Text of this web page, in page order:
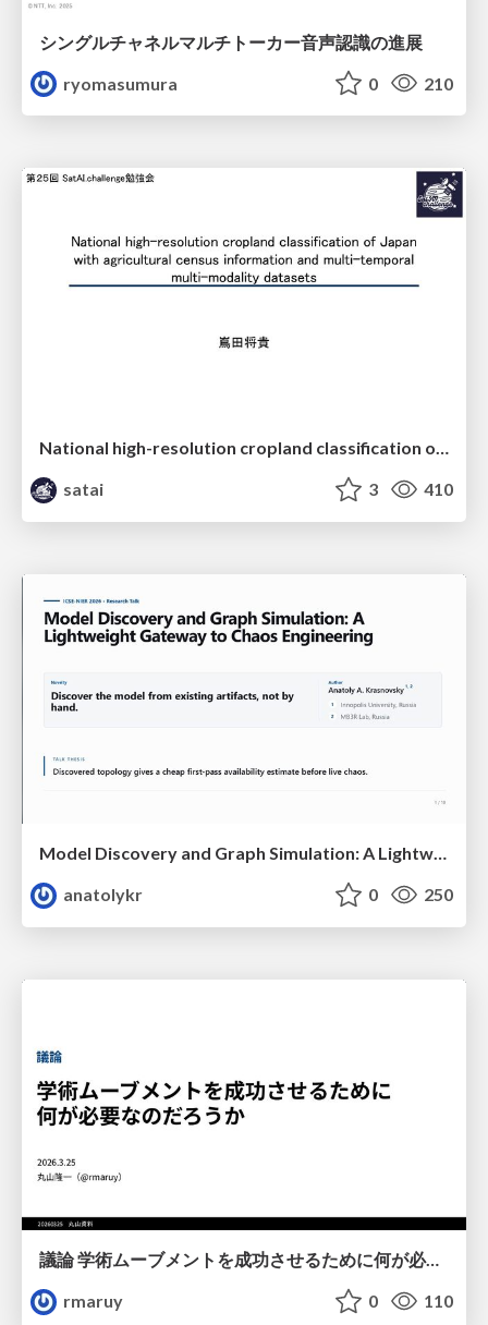
シングルチャネルマルチトーカー音声認識の進展
ryomasumura
0 210
National high-resolution cropland classification of Japan with agricultural census information and multi-temporal multi-modality datasets
satai
3 410
Model Discovery and Graph Simulation: A Lightweight Gateway to Chaos Engineering
anatolykr
0 250
議論 学術ムーブメントを成功させるために何が必要なのだろうか
rmaruy
0 110